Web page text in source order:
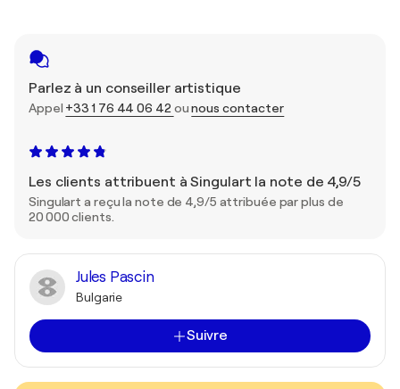
Parlez à un conseiller artistique
Appel +33 1 76 44 06 42 ounous contacter
Les clients attribuent à Singulart la note de 4,9/5
Singulart a reçu la note de 4,9/5 attribuée par plus de
20 000 clients.
Jules Pascin
Bulgarie
Suivre